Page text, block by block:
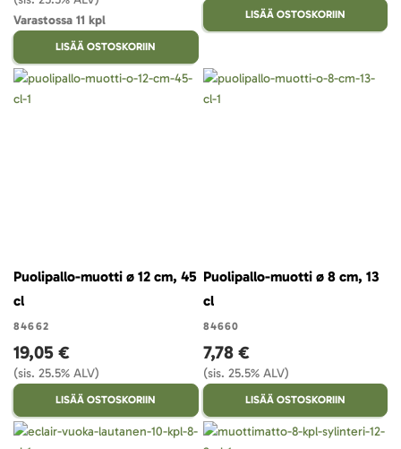
Varastossa 11 kpl
LISÄÄ OSTOSKORIIN
LISÄÄ OSTOSKORIIN
Puolipallo-muotti ø 12 cm, 45
cl
84662
19,05 €
(sis. 25.5% ALV)
LISÄÄ OSTOSKORIIN
Puolipallo-muotti ø 8 cm, 13
cl
84660
7,78 €
(sis. 25.5% ALV)
LISÄÄ OSTOSKORIIN